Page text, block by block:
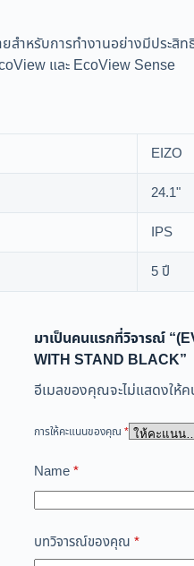
หรับการทำงานอย่างมีประสิ
และ EcoView Sense
EIZO
24.1"
IPS
5 ปี
มาเป็นคนแรกที่วิจารณ์
WITH STAND BLACK”
อีเมลของคุณจะไม่แสดงให้
การให้คะแนนของคุณ *
Name*
บทวิจารณ์ของคุณ *